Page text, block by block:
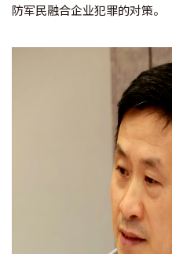
防军民融合企业犯罪的对策。